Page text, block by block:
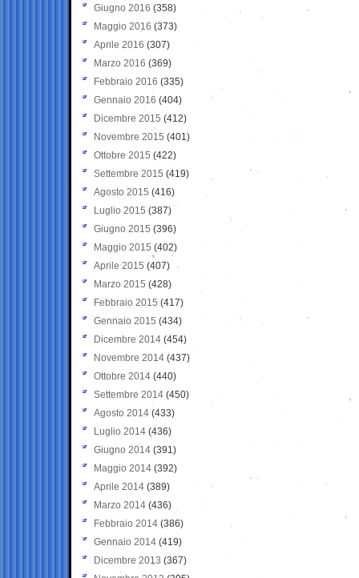
Giugno 2016 (358)
Maggio 2016 (373)
Aprile 2016 (307)
Marzo 2016 (369)
Febbraio 2016 (335)
Gennaio 2016 (404)
Dicembre 2015 (412)
Novembre 2015 (401)
Ottobre 2015 (422)
Settembre 2015 (419)
Agosto 2015 (416)
Luglio 2015 (387)
Giugno 2015 (396)
Maggio 2015 (402)
Aprile 2015 (407)
Marzo 2015 (428)
Febbraio 2015 (417)
Gennaio 2015 (434)
Dicembre 2014 (454)
Novembre 2014 (437)
Ottobre 2014 (440)
Settembre 2014 (450)
Agosto 2014 (433)
Luglio 2014 (436)
Giugno 2014 (391)
Maggio 2014 (392)
Aprile 2014 (389)
Marzo 2014 (436)
Febbraio 2014 (386)
Gennaio 2014 (419)
Dicembre 2013 (367)